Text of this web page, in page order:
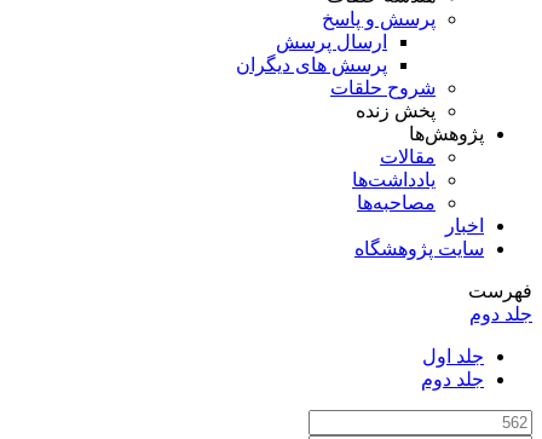
پرسش و پاسخ
ارسال پرسش
پرسش های دیگران
شروح حلقات
پخش زنده
پژوهش‌ها
مقالات
یادداشت‌ها
مصاحبه‌ها
اخبار
سایت پژوهشگاه
فهرست
جلد دوم
جلد اول
جلد دوم